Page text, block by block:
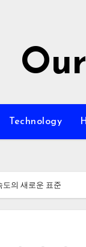
Technology
도의 새로운 표준